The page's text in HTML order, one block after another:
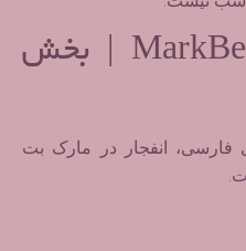
بازی انفجار در MarkBet | بخش
فارسی، انفجار در مارک بت